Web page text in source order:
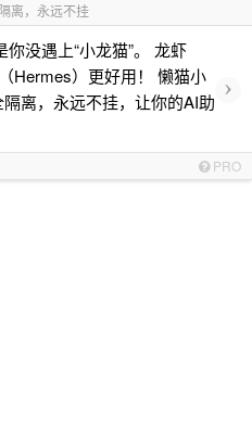
离，永远不挂
没遇上“小龙猫”。 龙虾
Hermes）更好用！ 懒猫小
离，永远不挂，让你的AI助
›
PRO